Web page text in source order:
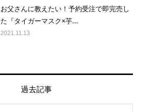
お父さんに教えたい！予約受注で即完売し
た『タイガーマスク×芋...
2021.11.13
過去記事